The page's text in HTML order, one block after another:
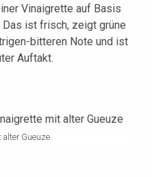
Vinaigrette auf Basis
Das ist frisch, zeigt grüne
bitteren Note und ist
Auftakt.
alter Gueuze